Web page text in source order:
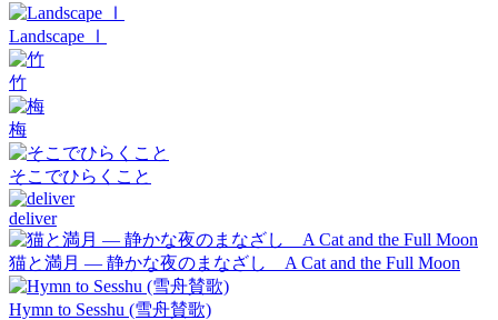
Landscape Ⅰ
竹
梅
そこでひらくこと
deliver
猫と満月 — 静かな夜のまなざし A Cat and the Full Moon
Hymn to Sesshu (雪舟賛歌)